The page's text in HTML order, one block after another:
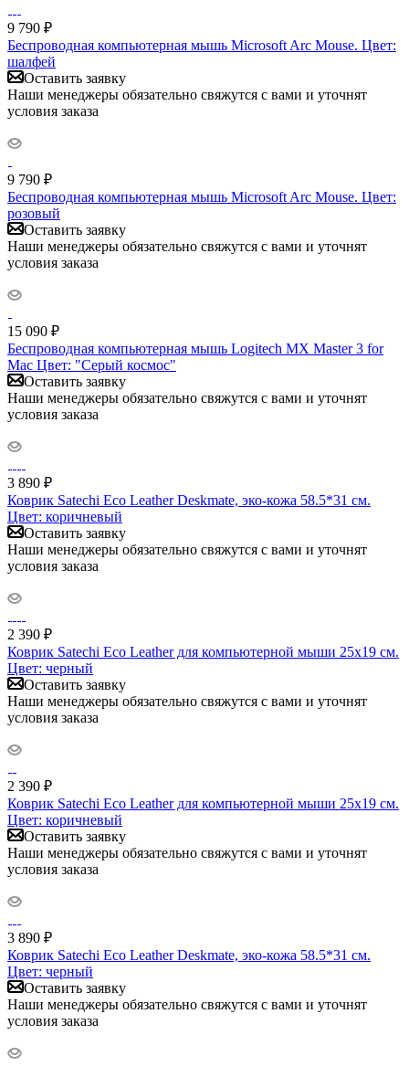
9 790 ₽
Беспроводная компьютерная мышь Microsoft Arc Mouse. Цвет:
шалфей
Оставить заявку
Наши менеджеры обязательно свяжутся с вами и уточнят
условия заказа
9 790 ₽
Беспроводная компьютерная мышь Microsoft Arc Mouse. Цвет:
розовый
Оставить заявку
Наши менеджеры обязательно свяжутся с вами и уточнят
условия заказа
15 090 ₽
Беспроводная компьютерная мышь Logitech MX Master 3 for
Mac Цвет: "Серый космос"
Оставить заявку
Наши менеджеры обязательно свяжутся с вами и уточнят
условия заказа
3 890 ₽
Коврик Satechi Eco Leather Deskmate, эко-кожа 58.5*31 см.
Цвет: коричневый
Оставить заявку
Наши менеджеры обязательно свяжутся с вами и уточнят
условия заказа
2 390 ₽
Коврик Satechi Eco Leather для компьютерной мыши 25x19 см.
Цвет: черный
Оставить заявку
Наши менеджеры обязательно свяжутся с вами и уточнят
условия заказа
2 390 ₽
Коврик Satechi Eco Leather для компьютерной мыши 25x19 см.
Цвет: коричневый
Оставить заявку
Наши менеджеры обязательно свяжутся с вами и уточнят
условия заказа
3 890 ₽
Коврик Satechi Eco Leather Deskmate, эко-кожа 58.5*31 см.
Цвет: черный
Оставить заявку
Наши менеджеры обязательно свяжутся с вами и уточнят
условия заказа